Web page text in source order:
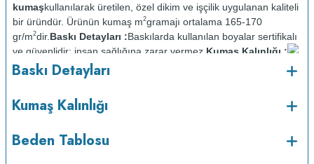
kumaşkullanılarak üretilen, özel dikim ve işçilik uygulanan kaliteli
bir üründür. Ürünün kumaş m2gramajı ortalama 165-170
gr/m2dir. Baskı Detayları :Baskılarda kullanılan boyalar sertifikalı
ve güvenlidir; insan sağlığına zarar vermez. Kumaş Kalınlığı :
Bakım : Kısa programda maksimum 30
Kuru temizleme yapılmaz.
Baskı Detayları
Kumaş Kalınlığı
Beden Tablosu